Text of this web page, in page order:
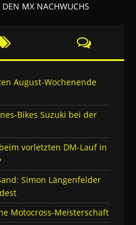
August-Wochenende
Bikes Suzuki bei der
vorletzten DM-Lauf in
Simon Längenfelder
Motocross-Meisterschaft